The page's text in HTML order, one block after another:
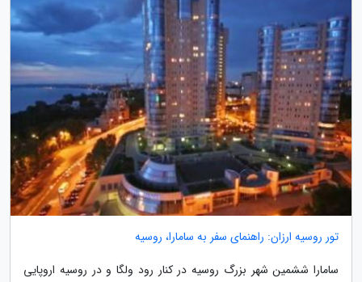
تور روسیه ارزان: راهنمای سفر به سامارا، روسیه
سامارا ششمین شهر بزرگ روسیه در کنار رود ولگا و در روسیه اروپایی